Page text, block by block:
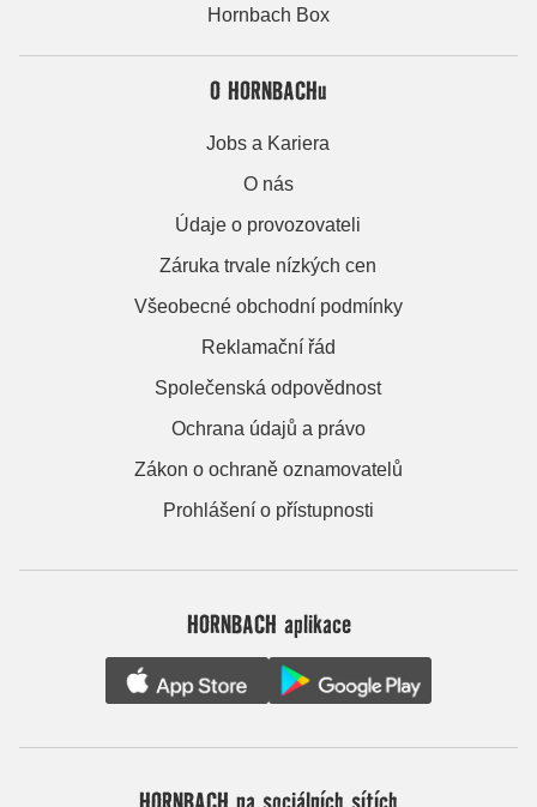
Hornbach Box
O HORNBACHu
Jobs a Kariera
O nás
Údaje o provozovateli
Záruka trvale nízkých cen
Všeobecné obchodní podmínky
Reklamační řád
Společenská odpovědnost
Ochrana údajů a právo
Zákon o ochraně oznamovatelů
Prohlášení o přístupnosti
HORNBACH aplikace